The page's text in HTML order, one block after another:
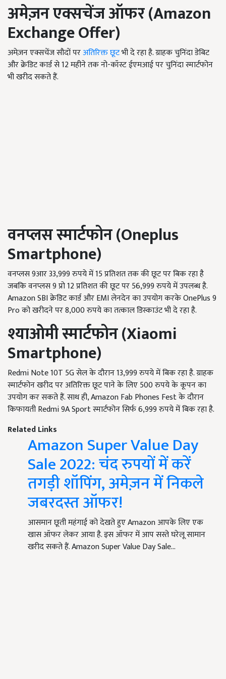
अमेज़नएक्सचेंजऑफर(Amazon
Exchange Offer)
अमेज़न एक्सचेंज सौदों परअतिरिक्त छूटभी दे रहा है. ग्राहक चुनिंदा डेबिट
और क्रेडिट कार्ड से 12 महीने तक नो-कॉस्ट ईएमआई पर चुनिंदा स्मार्टफोन
भी खरीद सकते हैं.
वनप्लसस्मार्टफोन(Oneplus
Smartphone)
वनप्लस 9आर 33,999 रुपये में 15 प्रतिशत तक की छूट पर बिक रहा है
जबकि वनप्लस 9 प्रो 12 प्रतिशत की छूट पर 56,999 रुपये में उपलब्ध है.
Amazon SBI क्रेडिट कार्ड और EMI लेनदेन का उपयोग करके OnePlus 9
Pro को खरीदने पर 8,000 रुपये का तत्काल डिस्काउंट भी दे रहा है.
श्याओमीस्मार्टफोन(Xiaomi
Smartphone)
Redmi Note 10T 5G सेल के दौरान 13,999 रुपये में बिक रहा है. ग्राहक
स्मार्टफोन खरीद पर अतिरिक्त छूट पाने के लिए 500 रुपये के कूपन का
उपयोग कर सकते हैं. साथ ही, Amazon Fab Phones Fest के दौरान
किफायती Redmi 9A Sport स्मार्टफोन सिर्फ 6,999 रुपये में बिक रहा है.
Related Links
Amazon Super Value Day
Sale 2022: चंद रुपयों में करें
तगड़ी शॉपिंग, अमेज़न में निकले
जबरदस्त ऑफर!
आसमान छूती महंगाई को देखते हुए Amazon आपके लिए एक
खास ऑफर लेकर आया है. इस ऑफर में आप सस्ते घरेलू सामान
खरीद सकते हैं. Amazon Super Value Day Sale…